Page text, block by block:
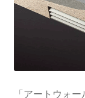
「アートウォ